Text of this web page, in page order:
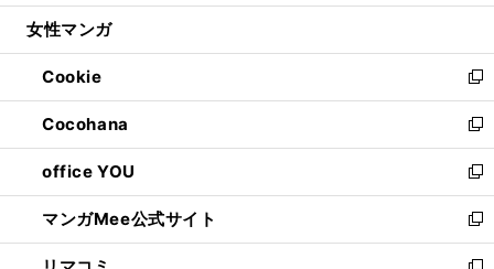
開
ウ
開
く
ン
ウ
で
開
く
ウ
ン
ド
ウ
で
開
く
し
ウ
ィ
ン
ド
ウ
で
開
く
女性マンガ
Cookie
新
し
い
ウ
ィ
ン
ド
ウ
Cocohana
新
し
い
ウ
ィ
ン
office YOU
新
し
い
ウ
マンガMee公式サイト
新
し